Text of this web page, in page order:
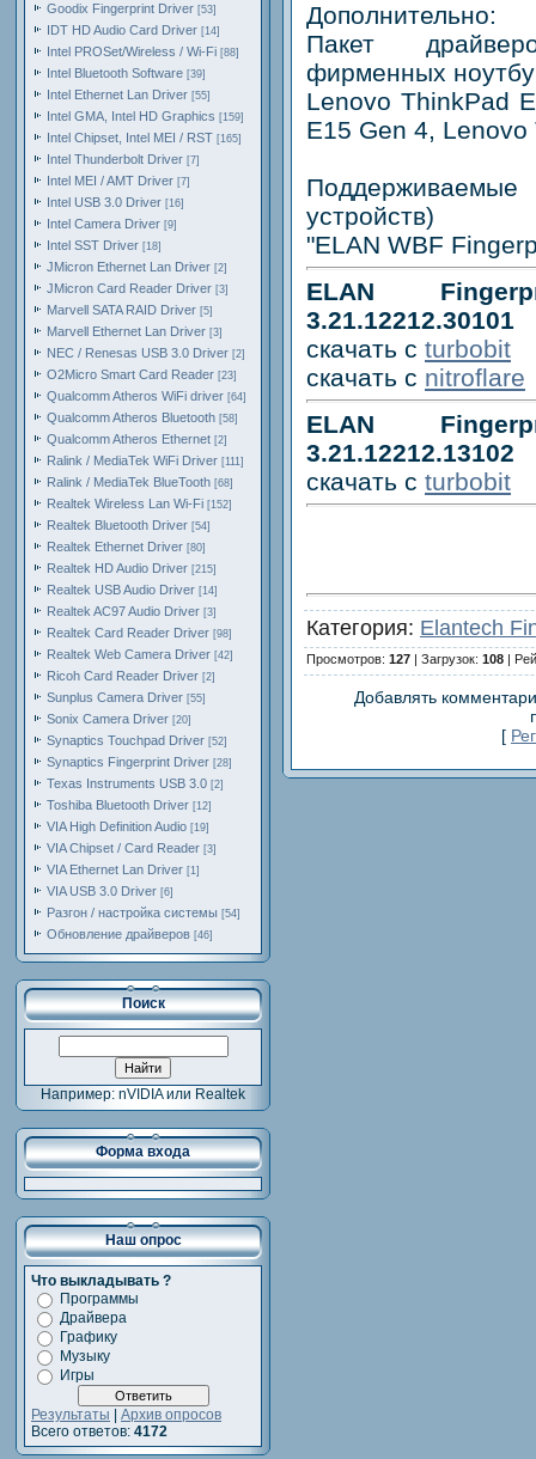
Goodix Fingerprint Driver [53]
IDT HD Audio Card Driver [14]
Intel PROSet/Wireless / Wi-Fi [88]
Intel Bluetooth Software [39]
Intel Ethernet Lan Driver [55]
Intel GMA, Intel HD Graphics [159]
Intel Chipset, Intel MEI / RST [165]
Intel Thunderbolt Driver [7]
Intel MEI / AMT Driver [7]
Intel USB 3.0 Driver [16]
Intel Camera Driver [9]
Intel SST Driver [18]
JMicron Ethernet Lan Driver [2]
JMicron Card Reader Driver [3]
Marvell SATA RAID Driver [5]
Marvell Ethernet Lan Driver [3]
NEC / Renesas USB 3.0 Driver [2]
O2Micro Smart Card Reader [23]
Qualcomm Atheros WiFi driver [64]
Qualcomm Atheros Bluetooth [58]
Qualcomm Atheros Ethernet [2]
Ralink / MediaTek WiFi Driver [111]
Ralink / MediaTek BlueTooth [68]
Realtek Wireless Lan Wi-Fi [152]
Realtek Bluetooth Driver [54]
Realtek Ethernet Driver [80]
Realtek HD Audio Driver [215]
Realtek USB Audio Driver [14]
Realtek AC97 Audio Driver [3]
Realtek Card Reader Driver [98]
Realtek Web Camera Driver [42]
Ricoh Card Reader Driver [2]
Sunplus Camera Driver [55]
Sonix Camera Driver [20]
Synaptics Touchpad Driver [52]
Synaptics Fingerprint Driver [28]
Texas Instruments USB 3.0 [2]
Toshiba Bluetooth Driver [12]
VIA High Definition Audio [19]
VIA Chipset / Card Reader [3]
VIA Ethernet Lan Driver [1]
VIA USB 3.0 Driver [6]
Разгон / настройка системы [54]
Обновление драйверов [46]
Поиск
Например: nVIDIA или Realtek
Форма входа
Наш опрос
Что выкладывать ?
Программы
Драйвера
Графику
Музыку
Игры
Результаты
Архив опросов
Всего ответов: 4172
Дополнительно:
Пакет
фирменных
Lenovo ThinkPad
E15 Gen 4,
устройств)
"ELAN WBF
ELAN
3.21.12212.30101
скачать с turbobit
скачать с nitroflare
ELAN
3.21.12212.13102
скачать с turbobit
Категория: Elantech
Просмотров: 127 | Загрузок: 108 |
Добавлять
[